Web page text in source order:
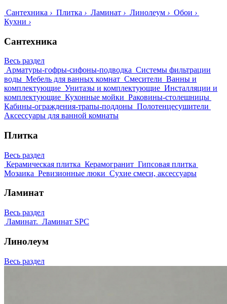
Сантехника › Плитка › Ламинат › Линолеум › Обои ›
Кухни ›
Сантехника
Весь раздел
Арматуры-гофры-сифоны-подводка Системы фильтрации
воды Мебель для ванных комнат Смесители Ванны и
комплектующие Унитазы и комплектующие Инсталляции и
комплектующие Кухонные мойки Раковины-столешницы
Кабины-ограждения-трапы-поддоны Полотенцесушители
Аксессуары для ванной комнаты
Плитка
Весь раздел
Керамическая плитка Керамогранит Гипсовая плитка
Мозаика Ревизионные люки Сухие смеси, аксессуары
Ламинат
Весь раздел
Ламинат. Ламинат SPC
Линолеум
Весь раздел